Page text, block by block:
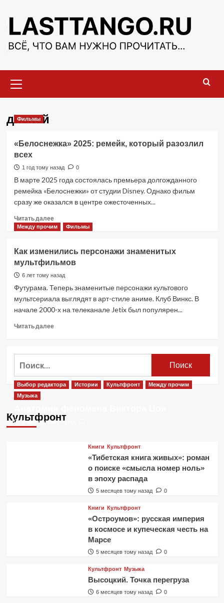
содержимому
меню
дисней
Фильмы
«Белоснежка» 2025: ремейк, который разозлил
всех
1 год тому назад 0
В марте 2025 года состоялась премьера долгожданного
ремейка «Белоснежки» от студии Disney. Однако фильм
сразу же оказался в центре ожесточенных...
Читать далееПрочитать
больше
2025:
ремейк,
который
всех
Между прочим Фильмы
Как изменились персонажи знаменитых
мультфильмов
6 лет тому назад
Футурама. Теперь знаменитые персонажи культового
мультсериала выглядят в арт-стиле аниме. Клуб Винкс. В
начале 2000-х на телеканале Jetix был популярен...
Читать далееПрочитать
Как
знаменитых
мультфильмов
Культфронт
Выбор редактора Истории Культфронт
Между прочим
Музыка
2 месяца тому назад
Книги Культфронт
«Тибетская книга живых»: роман
о поиске «смысла номер ноль»
в эпоху распада
5 месяцев тому назад 0
Книги Культфронт
«Остроумов»: русская империя
в космосе и купеческая честь на
Марсе
5 месяцев тому назад 0
Культфронт Музыка
Высоцкий. Точка перегруза
6 месяцев тому назад 0